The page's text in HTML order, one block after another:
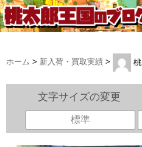
ホーム > 新入荷・買取実績 >
文字サイズの変更
標準